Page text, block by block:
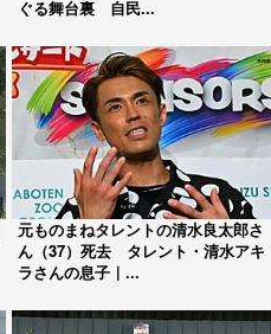
ぐる舞台裏 自民...
元ものまねタレントの清水良太郎さ
ん（37）死去 タレント・清水アキ
ラさんの息子｜...